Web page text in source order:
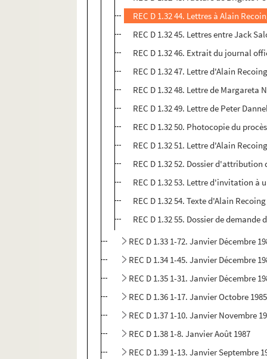
REC D 1.32 44. Lettres à Alain
REC D 1.32 45. Lettres entre Jack
REC D 1.32 46. Extrait du journal
REC D 1.32 47. Lettre d'Alain
REC D 1.32 48. Lettre de Margareta
REC D 1.32 49. Lettre de Peter
REC D 1.32 50. Photocopie du
REC D 1.32 51. Lettre d'Alain
REC D 1.32 52. Dossier
REC D 1.32 53. Lettre d'invitation à
REC D 1.32 54. Texte d'Alain
REC D 1.32 55. Dossier de
REC D 1.33 1-72. Janvier Décembre
REC D 1.34 1-45. Janvier Décembre
REC D 1.35 1-31. Janvier Décembre
REC D 1.36 1-17. Janvier Octobre 1985
REC D 1.37 1-10. Janvier Novembre
REC D 1.38 1-8. Janvier Août 1987
REC D 1.39 1-13. Janvier Septembre